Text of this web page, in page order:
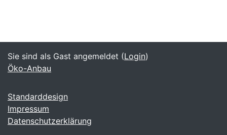
Sie sind als Gast angemeldet (Login)
Öko-Anbau
Standarddesign
Impressum
Datenschutzerklärung